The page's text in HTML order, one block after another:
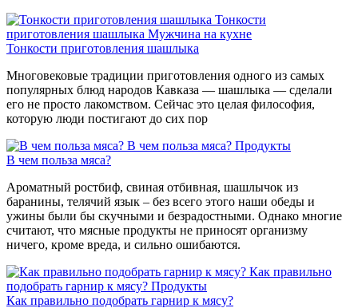
Тонкости
приготовления шашлыка Мужчина на кухне
Тонкости приготовления шашлыка
Многовековые традиции приготовления одного из самых
популярных блюд народов Кавказа — шашлыка — сделали
его не просто лакомством. Сейчас это целая философия,
которую люди постигают до сих пор
В чем польза мяса? Продукты
В чем польза мяса?
Ароматный ростбиф, свиная отбивная, шашлычок из
баранины, телячий язык – без всего этого наши обеды и
ужины были бы скучными и безрадостными. Однако многие
считают, что мясные продукты не приносят организму
ничего, кроме вреда, и сильно ошибаются.
Как правильно
подобрать гарнир к мясу? Продукты
Как правильно подобрать гарнир к мясу?